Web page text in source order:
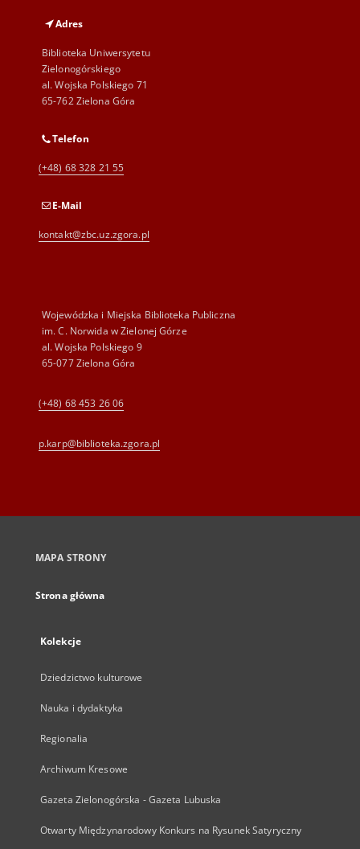
Adres
Biblioteka Uniwersytetu
Zielonogórskiego
al. Wojska Polskiego 71
65-762 Zielona Góra
Telefon
(+48) 68 328 21 55
E-Mail
kontakt@zbc.uz.zgora.pl
Wojewódzka i Miejska Biblioteka Publiczna
im. C. Norwida w Zielonej Górze
al. Wojska Polskiego 9
65-077 Zielona Góra
(+48) 68 453 26 06
p.karp@biblioteka.zgora.pl
MAPA STRONY
Strona główna
Kolekcje
Dziedzictwo kulturowe
Nauka i dydaktyka
Regionalia
Archiwum Kresowe
Gazeta Zielonogórska - Gazeta Lubuska
Otwarty Międzynarodowy Konkurs na Rysunek Satyryczny